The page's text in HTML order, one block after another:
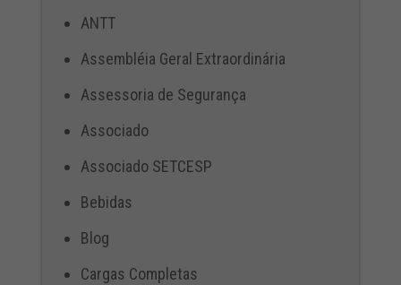
ANTT
Assembléia Geral Extraordinária
Assessoria de Segurança
Associado
Associado SETCESP
Bebidas
Blog
Cargas Completas